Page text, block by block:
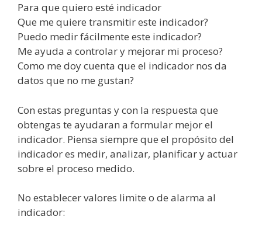
Para que quiero esté indicador
Que me quiere transmitir este indicador?
Puedo medirfácilmente este indicador?
Me ayuda a controlar y mejorar mi proceso?
Como me doy cuenta que el indicador nos da
datos que no me gustan?
Con estas preguntas y con la respuesta que
obtengas te ayudaran a formular mejor el
indicador. Piensa siempre que el propósito del
indicador es medir, analizar, planificar y actuar
sobre el proceso medido.
No establecer valores limite o de alarma al
indicador: